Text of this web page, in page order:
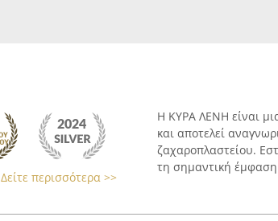
Δείτε περισσότερα >>
Η ΚΥΡΑ ΛΕΝΗ είναι
και αποτελεί
ζαχαροπλαστείου.
τη σημαντική